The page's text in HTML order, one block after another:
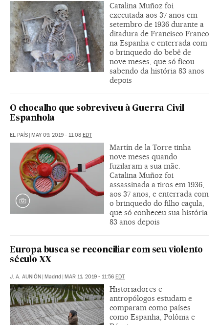
Catalina Muñoz foi
executada aos 37 anos em
setembro de 1936 durante a
ditadura de Francisco Franco
na Espanha e enterrada com
o brinquedo do bebê de
nove meses, que só ficou
sabendo da história 83 anos
depois
O chocalho que sobreviveu à Guerra Civil
Espanhola
EL PAÍS | MAY 09, 2019 - 11:08 EDT
Martín de la Torre tinha
nove meses quando
fuzilaram a sua mãe.
Catalina Muñoz foi
assassinada a tiros em 1936,
aos 37 anos, e enterrada com
o brinquedo do filho caçula,
que só conheceu sua história
83 anos depois
Europa busca se reconciliar com seu violento
século XX
J. A. AUNIÓN | Madrid | MAR 11, 2019 - 11:56 EDT
Historiadores e
antropólogos estudam e
comparam como países
como Espanha, Polônia e